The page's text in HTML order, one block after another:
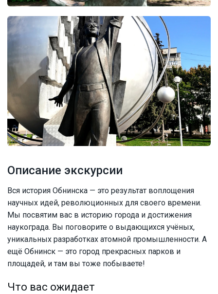
Описание экскурсии
Вся история Обнинска — это результат воплощения
научных идей, революционных для своего времени.
Мы посвятим вас в историю города и достижения
наукограда. Вы поговорите о выдающихся учёных,
уникальных разработках атомной промышленности. А
ещё Обнинск — это город прекрасных парков и
площадей, и там вы тоже побываете!
Что вас ожидает